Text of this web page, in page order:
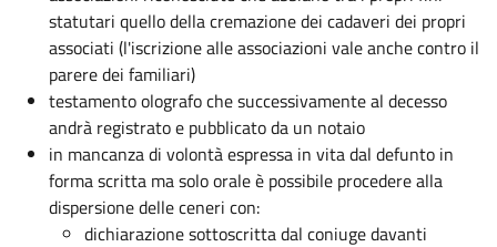
statutari quello della cremazione dei cadaveri dei propri
associati (l'iscrizione alle associazioni vale anche contro il
parere dei familiari)
testamento olografo che successivamente al decesso
andrà registrato e pubblicato da un notaio
in mancanza di volontà espressa in vita dal defunto in
forma scritta ma solo orale è possibile procedere alla
dispersione delle ceneri con:
dichiarazione sottoscritta dal coniuge davanti